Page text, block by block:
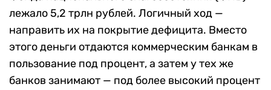
лежало 5,2 трлн рублей. Логичный ход —
направить их на покрытие дефицита. Вместо
этого деньги отдаются коммерческим банкам в
пользование под процент, а затем у тех же
банков занимают — под более высокий процент